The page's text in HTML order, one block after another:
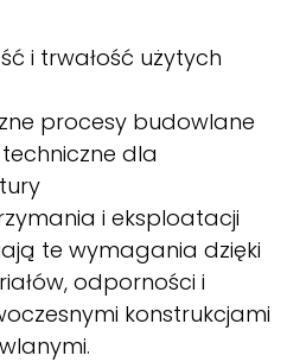
i trwałość użytych
procesy budowlane
dla
i eksploatacji
te wymagania dzięki
odporności i
konstrukcjami